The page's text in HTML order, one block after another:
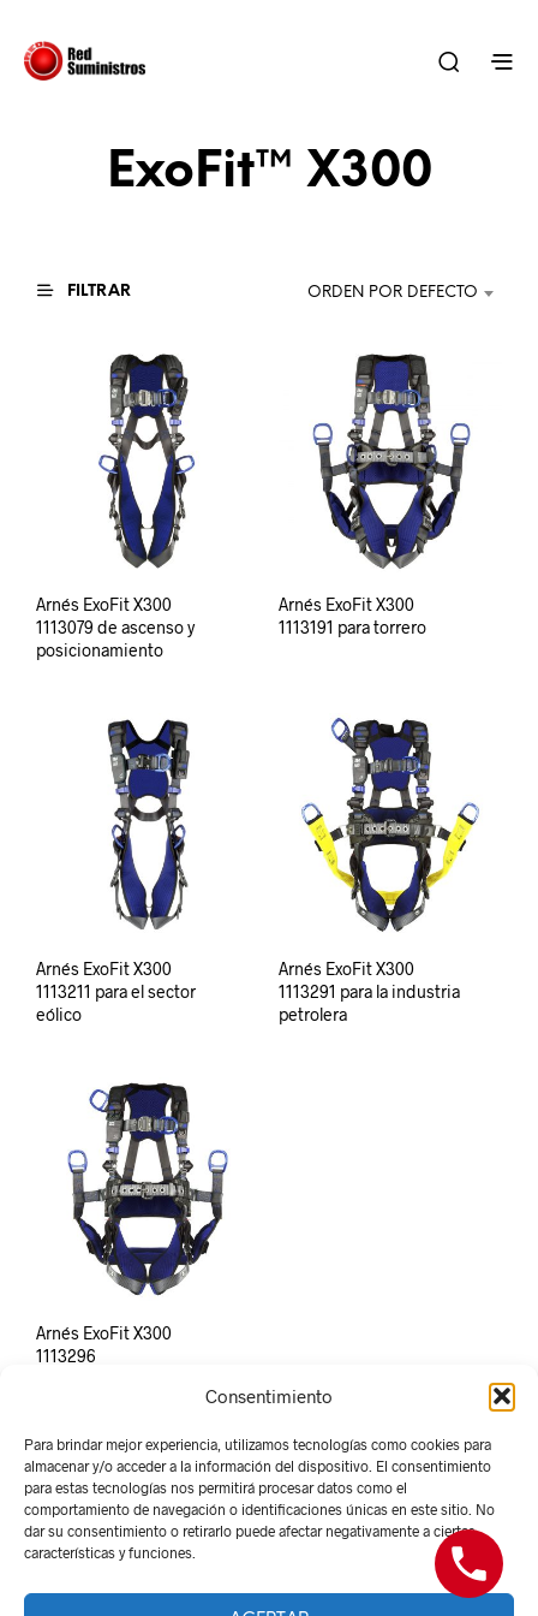
Consentimiento
Para brindar mejor experiencia, utilizamos tecnologías como cookies para
almacenar y/o acceder a la información del dispositivo. El consentimiento
para estas tecnologías nos permitirá procesar datos como el
comportamiento de navegación o identificaciones únicas en este sitio. No
dar su consentimiento o retirarlo puede afectar negativamente a ciertas
características y funciones.
ExoFit™ X300
FILTRAR ORDEN POR DEFECTO
Arnés ExoFit X300
1113079 de ascenso y
posicionamiento
Arnés ExoFit X300
1113191 para torrero
Arnés ExoFit X300
1113211 para el sector
eólico
Arnés ExoFit X300
1113291 para la industria
petrolera
Arnés ExoFit X300
1113296